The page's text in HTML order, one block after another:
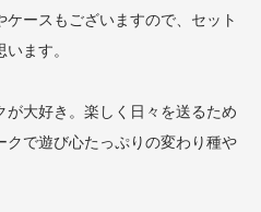
ースもございますので、セット
ます。
大好き。楽しく日々を送るため
で遊び心たっぷりの変わり種や